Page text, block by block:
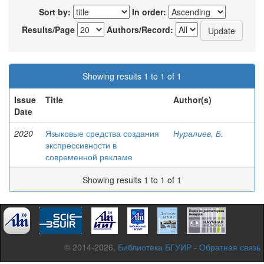
Sort by:
In order:
Results/Page
Authors/Record:
Showing results 1 to 1 of 1
Issue
Date
Title Author(s)
2020
Языковые средства создания
экспрессивности в
современной рекламе
Нуралиев, Б.
Showing results 1 to 1 of 1
© 2014-2026, Библиотека БГУИР - Обратная связь